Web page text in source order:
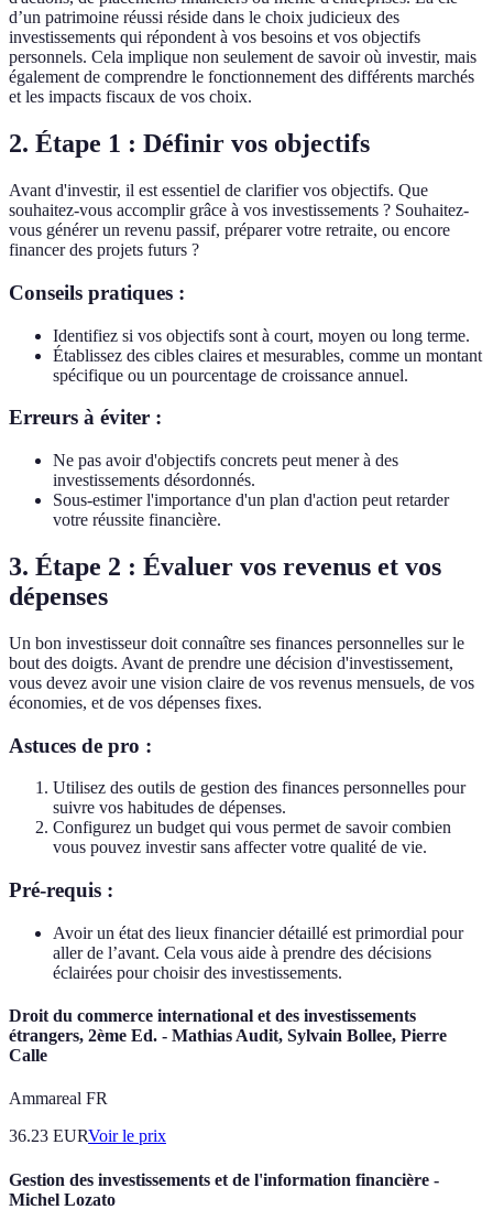
d’un patrimoine réussi réside dans le choix judicieux des
investissements qui répondent à vos besoins et vos objectifs
personnels. Cela implique non seulement de savoir où investir, mais
également de comprendre le fonctionnement des différents marchés
et les impacts fiscaux de vos choix.
2. Étape 1 : Définir vos objectifs
Avant d'investir, il est essentiel de clarifier vos objectifs. Que
souhaitez-vous accomplir grâce à vos investissements ? Souhaitez-
vous générer un revenu passif, préparer votre retraite, ou encore
financer des projets futurs ?
Conseils pratiques :
Identifiez si vos objectifs sont à court, moyen ou long terme.
Établissez des cibles claires et mesurables, comme un montant
spécifique ou un pourcentage de croissance annuel.
Erreurs à éviter :
Ne pas avoir d'objectifs concrets peut mener à des
investissements désordonnés.
Sous-estimer l'importance d'un plan d'action peut retarder
votre réussite financière.
3. Étape 2 : Évaluer vos revenus et vos
dépenses
Un bon investisseur doit connaître ses finances personnelles sur le
bout des doigts. Avant de prendre une décision d'investissement,
vous devez avoir une vision claire de vos revenus mensuels, de vos
économies, et de vos dépenses fixes.
Astuces de pro :
Utilisez des outils de gestion des finances personnelles pour
suivre vos habitudes de dépenses.
Configurez un budget qui vous permet de savoir combien
vous pouvez investir sans affecter votre qualité de vie.
Pré-requis :
Avoir un état des lieux financier détaillé est primordial pour
aller de l’avant. Cela vous aide à prendre des décisions
éclairées pour choisir des investissements.
Droit du commerce international et des investissements
étrangers, 2ème Ed. - Mathias Audit, Sylvain Bollee, Pierre
Calle
Ammareal FR
36.23 EURVoir le prix
Gestion des investissements et de l'information financière -
Michel Lozato